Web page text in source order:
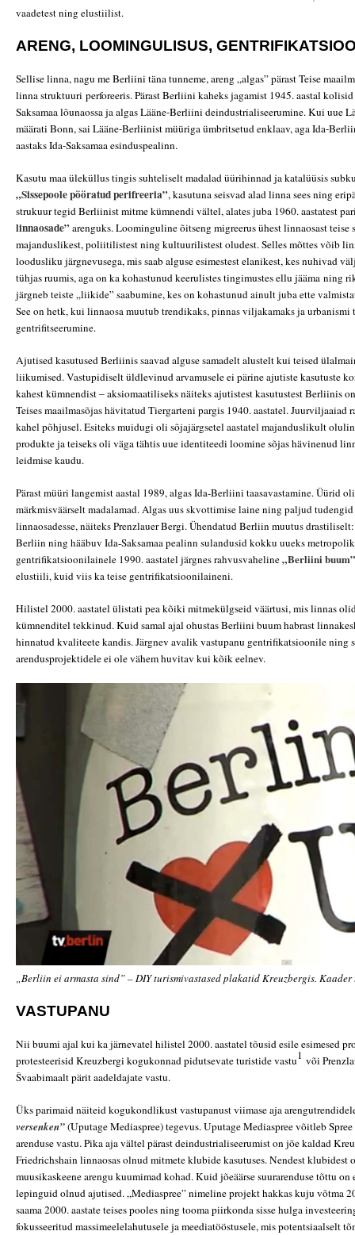
vaadetest ning elustiilist.
ARENG, LOOMINGULISUS,
Sellise linna, nagu me Berliini täna tunneme, areng „algas” pärast Teise
linna struktuuri perforeeris. Pärast Berliini kaheks jagamist 1945. aastal
Saksamaa lõunaossa ja algas Lääne-Berliini deindustrialiseerumine. Kui uue
määrati Bonn, sai Lääne-Berliinist müüriga ümbritsetud enklaav, aga Ida-
aastaks Ida-Saksamaa esinduspealinn.
Kasutu maa üleküllus tingis suhteliselt madalad üürihinnad ja katalüüsis
„Sissepoole pööratud perifreeria”, kasutuna seisvad alad linna sees ning
strukuur tegid Berliinist mitme kümnendi vältel, alates juba 1960. aastatest
linnaosade”arenguks. Loominguline õitseng migreerus ühest linnaosast teise
majanduslikest, poliitilistest ning kultuurilistest oludest. Selles mõttes võib
loodusliku järgnevusega, mis saab alguse esimestest elanikest, kes nuhivad
tühjas ruumis, aga on ka kohastunud keerulistes tingimustes ellu jääma ning
järgneb teiste „liikide” saabumine, kes on kohastunud ainult juba ette
See on hetk, kui linnaosa muutub trendikaks, pinnas viljakamaks ja urbanismi
gentrifitseerumine.
Ajutised kasutused Berliinis saavad alguse samadelt alustelt kui teised
liikumised. Vastupidiselt üldlevinud arvamusele ei pärine ajutiste kasutuste
kahest kümnendist – aksiomaatiliseks näiteks ajutistest kasutustest Berliinis
Teises maailmasõjas hävitatud Tiergarteni pargis 1940. aastatel. Juurviljaaiad
kahel põhjusel. Esiteks muidugi oli sõjajärgsetel aastatel majanduslikult
produkte ja teiseks oli väga tähtis uue identiteedi loomine sõjas hävinenud
leidmise kaudu.
Pärast müüri langemist aastal 1989, algas Ida-Berliini taasavastamine. Üürid
märkmisväärselt madalamad. Algas uus skvottimise laine ning paljud
linnaosadesse, näiteks Prenzlauer Bergi. Ühendatud Berliin muutus
Berliin ning hääbuv Ida-Saksamaa pealinn sulandusid kokku uueks
gentrifikatsioonilainele 1990. aastatel järgnes rahvusvaheline„Berliini buum”
elustiili, kuid viis ka teise gentrifikatsioonilaineni.
Hilistel 2000. aastatel ülistati pea kõiki mitmekülgseid väärtusi, mis linnas
kümnenditel tekkinud. Kuid samal ajal ohustas Berliini buum habrast
hinnatud kvaliteete kandis. Järgnev avalik vastupanu gentrifikatsioonile ning
arendusprojektidele ei ole vähem huvitav kui kõik eelnev.
„Berliin ei armasta sind” – DIY turismivastased plakatid Kreuzbergis.
VASTUPANU
Nii buumi ajal kui ka järnevatel hilistel 2000. aastatel tõusid esile esimesed
protesteerisid Kreuzbergi kogukonnad pidutsevate turistide vastu1 või
Švaabimaalt pärit aadeldajate vastu.
Üks parimaid näiteid kogukondlikust vastupanust viimase aja
versenken”(Uputage Mediaspree) tegevus. Uputage Mediaspree võitleb
arenduse vastu. Pika aja vältel pärast deindustrialiseerumist on jõe kaldad
Friedrichshain linnaosas olnud mitmete klubide kasutuses. Nendest klubidest
muusikaskeene arengu kuumimad kohad. Kuid jõeäärse suurarenduse tõttu on
lepinguid olnud ajutised. „Mediaspree” nimeline projekt hakkas kuju võtma
saama 2000. aastate teises pooles ning tooma piirkonda sisse hulga
fokusseeritud massimeelelahutusele ja meediatööstusele, mis potentsiaalselt